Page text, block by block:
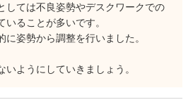
しては不良姿勢やデスクワークでの
ることが多いです。
に姿勢から調整を行いました。
ようにしていきましょう。